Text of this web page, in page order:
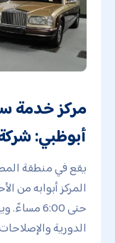
مركز خدمة
أبوظبي:
حتى 6:00
الدورية